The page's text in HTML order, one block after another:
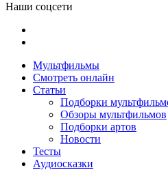
Наши соцсети
Мультфильмы
Смотреть онлайн
Статьи
Подборки
Обзоры мультфильмов
Подборки артов
Новости
Тесты
Аудиосказки